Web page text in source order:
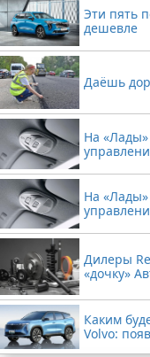
Эти пять
дешевле
Даёшь
На
На
Дилеры
«дочку»
Каким
Volvo: